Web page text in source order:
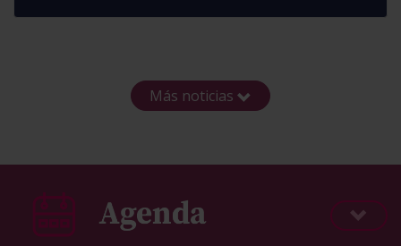
Más noticias